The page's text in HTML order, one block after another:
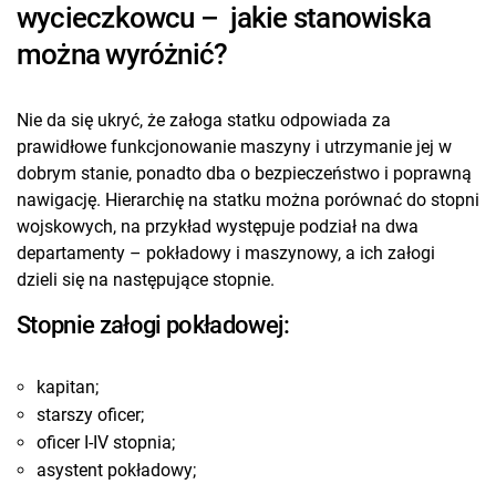
wycieczkowcu – jakie stanowiska
można wyróżnić?
Nie da się ukryć, że załoga statku odpowiada za
prawidłowe funkcjonowanie maszyny i utrzymanie jej w
dobrym stanie, ponadto dba o bezpieczeństwo i poprawną
nawigację. Hierarchię na statku można porównać do stopni
wojskowych, na przykład występuje podział na dwa
departamenty – pokładowy i maszynowy, a ich załogi
dzieli się na następujące stopnie.
Stopnie załogi pokładowej:
kapitan;
starszy oficer;
oficer I-IV stopnia;
asystent pokładowy;